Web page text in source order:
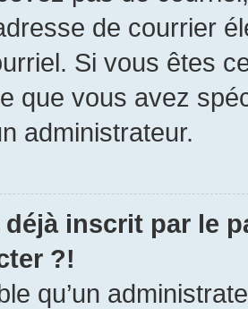
de courrier
Si vous êtes
que vous avez
administrateur.
déjà inscrit par le
?!
qu’un